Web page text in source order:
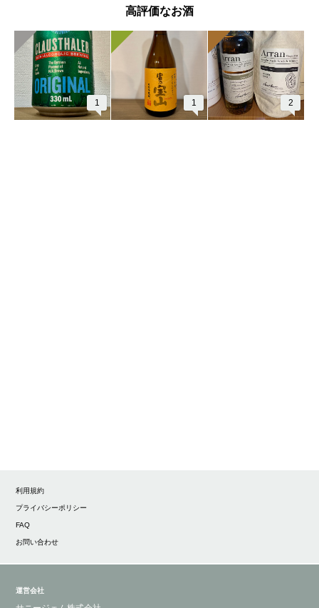
高評価なお酒
1 1 2
利用規約
プライバシーポリシー
FAQ
お問い合わせ
運営会社